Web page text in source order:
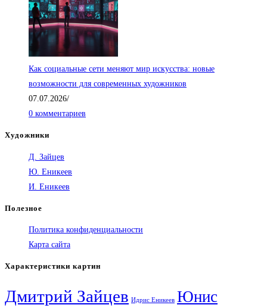
Как социальные сети меняют мир искусства: новые
возможности для современных художников
07.07.2026/
0 комментариев
Художники
Д. Зайцев
Ю. Еникеев
И. Еникеев
Полезное
Политика конфиденциальности
Карта сайта
Характеристики картин
Дмитрий Зайцев Идрис Еникеев Юнис